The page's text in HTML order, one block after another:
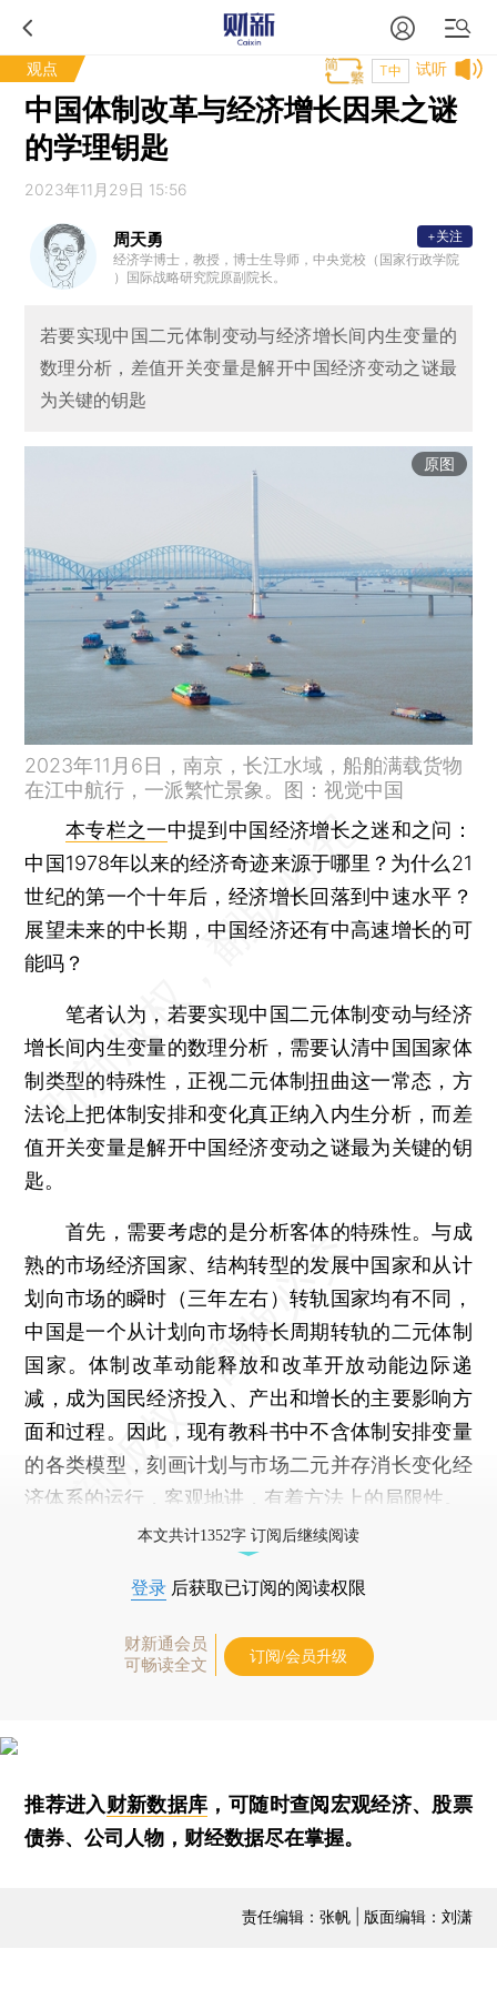
观点 试听
T中
中国体制改革与经济增长因果之谜
的学理钥匙
2023年11月29日 15:56
周天勇
经济学博士，教授，博士生导师，中央党校（国家行政学院
）国际战略研究院原副院长。
+关注
若要实现中国二元体制变动与经济增长间内生变量的
数理分析，差值开关变量是解开中国经济变动之谜最
为关键的钥匙
原图
2023年11月6日，南京，长江水域，船舶满载货物
在江中航行，一派繁忙景象。图：视觉中国
本专栏之一中提到中国经济增长之迷和之问：
中国1978年以来的经济奇迹来源于哪里？为什么21
世纪的第一个十年后，经济增长回落到中速水平？
展望未来的中长期，中国经济还有中高速增长的可
能吗？
笔者认为，若要实现中国二元体制变动与经济
增长间内生变量的数理分析，需要认清中国国家体
制类型的特殊性，正视二元体制扭曲这一常态，方
法论上把体制安排和变化真正纳入内生分析，而差
值开关变量是解开中国经济变动之谜最为关键的钥
匙。
首先，需要考虑的是分析客体的特殊性。与成
熟的市场经济国家、结构转型的发展中国家和从计
划向市场的瞬时（三年左右）转轨国家均有不同，
中国是一个从计划向市场特长周期转轨的二元体制
国家。体制改革动能释放和改革开放动能边际递
减，成为国民经济投入、产出和增长的主要影响方
面和过程。因此，现有教科书中不含体制安排变量
的各类模型，刻画计划与市场二元并存消长变化经
济体系的运行，客观地讲，有着方法上的局限性。
本文共计1352字 订阅后继续阅读
登录 后获取已订阅的阅读权限
财新通会员
可畅读全文
订阅/会员升级
推荐进入财新数据库 ，可随时查阅宏观经济、股票
债券、公司人物，财经数据尽在掌握。
责任编辑：张帆 | 版面编辑：刘潇